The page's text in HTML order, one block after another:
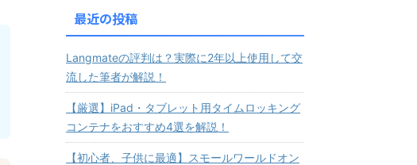
最近の投稿
Langmateの評判は？実際に2年以上使用して交
流した筆者が解説！
【厳選】iPad・タブレット用タイムロッキング
コンテナをおすすめ4選を解説！
【初心者、子供に最適】スモールワールドオン